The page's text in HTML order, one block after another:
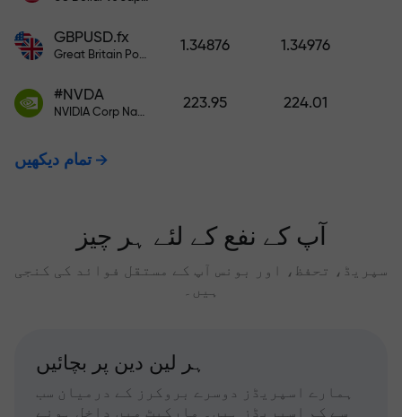
GBPUSD.fx
Great Britain Pound vs US Dollar
1.34876 1.34976
#NVDA
NVIDIA Corp Nasdaq Stock Exchange (Nasdaq) USD
223.95 224.01
تمام دیکھیں
آپ کے نفع کے لئے ہر چیز
سپریڈ، تحفظ، اور بونس آپ کے مستقل فوائد کی کنجی
ہیں۔
ہر لین دین پر بچائیں
ہمارے اسپریڈز دوسرے بروکرز کے درمیان سب
سے کم اسپریڈز ہیں۔ مارکیٹ میں داخل ہونے